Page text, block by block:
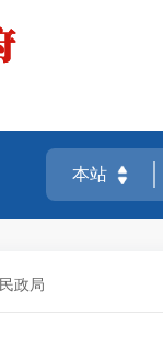
民政局